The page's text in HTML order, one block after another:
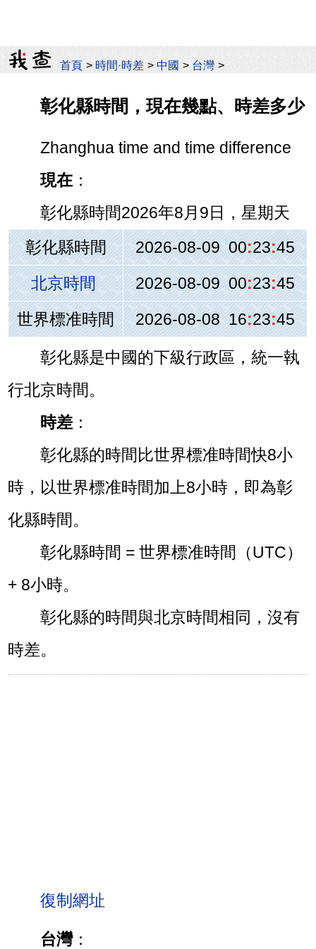
首頁 > 時間·時差 >中國 > 台灣 >
彰化縣時間，現在幾點、時差多少
Zhanghua time and time difference
現在 ：
彰化縣時間2026年8月9日，星期天
彰化縣時間
2026-08-09 00:23:45
北京時間
2026-08-09 00:23:45
世界標准時間
2026-08-08 16:23:45
彰化縣是中國的下級行政區，統一執
行北京時間。
時差 ：
彰化縣的時間比世界標准時間快8小
時，以世界標准時間加上8小時，即為彰
化縣時間。
彰化縣時間 = 世界標准時間（UTC）
+ 8小時。
彰化縣的時間與北京時間相同，沒有
時差。
台灣：